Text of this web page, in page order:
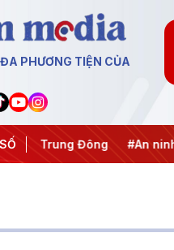
PHƯƠNG TIỆN CỦA
Đông #An ninh năng